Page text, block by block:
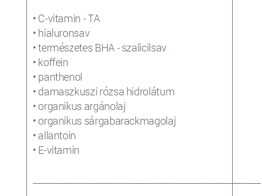
• C-vitamin - TA
• hialuronsav
• természetes BHA - szalicilsav
• koffein
• panthenol
• damaszkuszi rózsa hidrolátum
• organikus argánolaj
• organikus sárgabarackmagolaj
• allantoin
• E-vitamin